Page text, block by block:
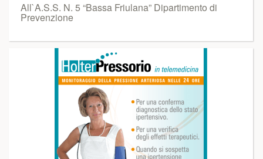
All`A.S.S. N. 5 “Bassa Friulana” Dipartimento di
Prevenzione